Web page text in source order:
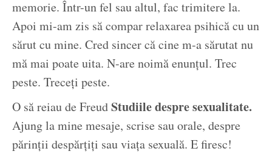
memorie. Într-un fel sau altul, fac trimitere la.
Apoi mi-am zis să compar relaxarea psihică cu un
sărut cu mine. Cred sincer că cine m-a sărutat nu
mă mai poate uita. N-are noimă enunțul. Trec
peste. Treceți peste.
O să reiau de FreudStudiile despre sexualitate.
Ajung la mine mesaje, scrise sau orale, despre
părinții despărțiți sau viața sexuală. E firesc!